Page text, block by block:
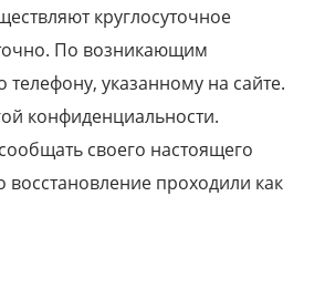
круглосуточное
По возникающим
указанному на сайте.
конфиденциальности.
своего настоящего
проходили как